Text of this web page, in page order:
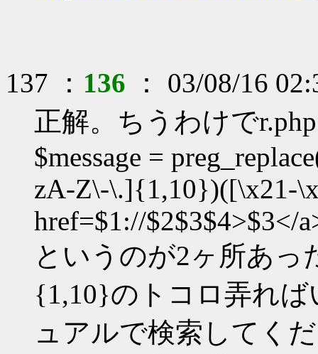
137 ： 136 ： 03/08/16
正解。ちうわけで
$message =
zA-Z\-\.]{1,10})([\x21-
href=$1://$2$3$4>$3</
というのが2ヶ所あっ
{1,10}のトコロ弄れば
ュアルで検索してく